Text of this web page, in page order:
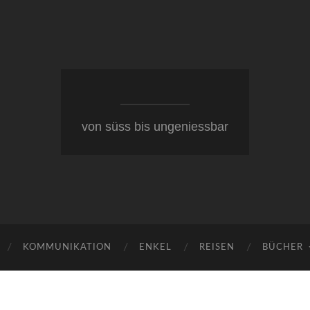
von süss bis ungeniessbar
KOMMUNIKATION ENKEL REISEN BÜCHER